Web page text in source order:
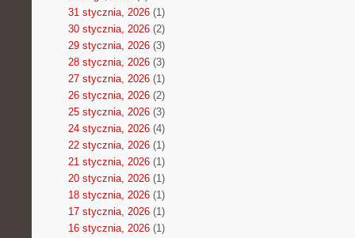
31 stycznia, 2026(1)
30 stycznia, 2026(2)
29 stycznia, 2026(3)
28 stycznia, 2026(3)
27 stycznia, 2026(1)
26 stycznia, 2026(2)
25 stycznia, 2026(3)
24 stycznia, 2026(4)
22 stycznia, 2026(1)
21 stycznia, 2026(1)
20 stycznia, 2026(1)
18 stycznia, 2026(1)
17 stycznia, 2026(1)
16 stycznia, 2026(1)